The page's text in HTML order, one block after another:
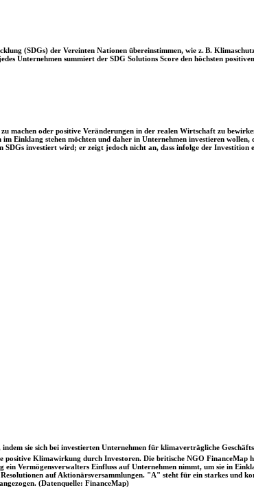
(SDGs) der Vereinten Nationen übereinstimmen, wie z. B.
Unternehmen summiert der SDG Solutions Score den höchsten
oder positive Veränderungen in der realen Wirtschaft zu
Einklang stehen möchten und daher in Unternehmen investieren
investiert wird; er zeigt jedoch nicht an, dass infolge der
sie sich bei investierten Unternehmen für klimaverträgliche
positive Klimawirkung durch Investoren. Die britische NGO
Vermögensverwalters Einfluss auf Unternehmen nimmt, um sie in
auf Aktionärsversammlungen. "A" steht für ein starkes und
(Datenquelle: FinanceMap)